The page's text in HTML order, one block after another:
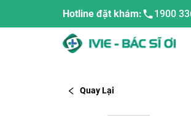
Hotline đặt khám: 1900
Quay Lại